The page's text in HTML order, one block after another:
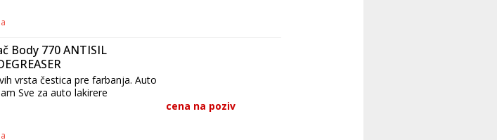
Body 770 ANTISIL
vrsta čestica pre farbanja. Auto
Sve za auto lakirere
cena na poziv